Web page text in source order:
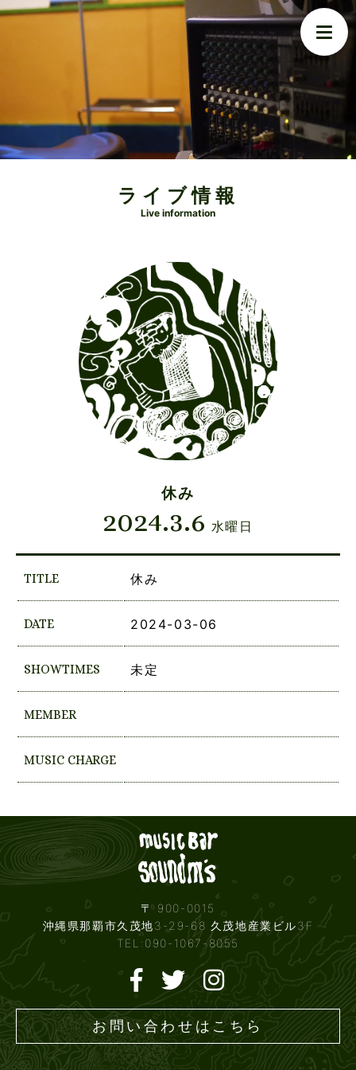
ライブ情報
Live information
休み
2024.3.6 水曜日
TITLE 休み
DATE 2024-03-06
SHOWTIMES 未定
MEMBER
MUSIC CHARGE
〒 900-0015
沖縄県那覇市久茂地3-29-68 久茂地産業ビル3F
TEL:090-1067-8055
お問い合わせはこちら